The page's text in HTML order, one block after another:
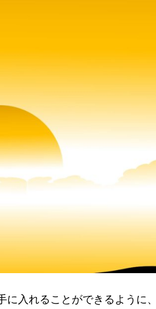
入れることができるように